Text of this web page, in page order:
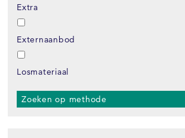
Extra
Externaanbod
Losmateriaal
Zoeken op methode